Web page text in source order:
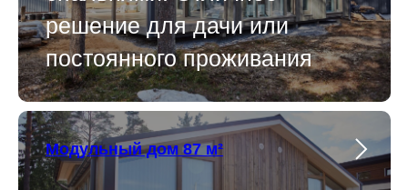
решение для дачи или
постоянного проживания
Модульный дом 87 м²